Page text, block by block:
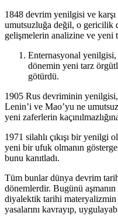
1848 devrim yenilgisi ve karşı
umutsuzluğa değil, o gericilik
gelişmelerin analizine ve yeni
Enternasyonal
dönemin yeni tarz
götürdü.
1905 Rus devriminin
Lenin’i ve Mao’yu ne
yeni zaferlerin
1971 silahlı çıkışı bir yenilgi
yeni bir ufuk olmanın
bunu kanıtladı.
Tüm bunlar dünya devrim
dönemlerdir. Bugünü
diyalektik tarihi materyalizmin
yasalarını kavrayıp,